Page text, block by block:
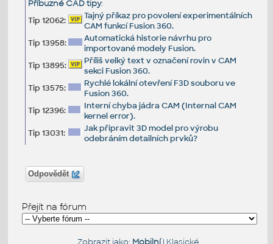
Příbuzné CAD tipy:
Tip 12062:
Tajný příkaz pro povolení experimentálních
CAM funkcí Fusion 360.
Tip 13958:
Automatická historie návrhu pro
importované modely Fusion.
Tip 13895:
Příliš velký text v označení rovin v CAM
sekci Fusion 360.
Tip 13575:
Rychlé lokální otevření F3D souboru ve
Fusion 360.
Tip 12396:
Interní chyba jádra CAM (Internal CAM
kernel error).
Tip 13031:
Jak připravit 3D model pro výrobu
odebráním detailních prvků?
Odpovědět
Přejít na fórum
Zobrazit jako: Mobilní| Klasické